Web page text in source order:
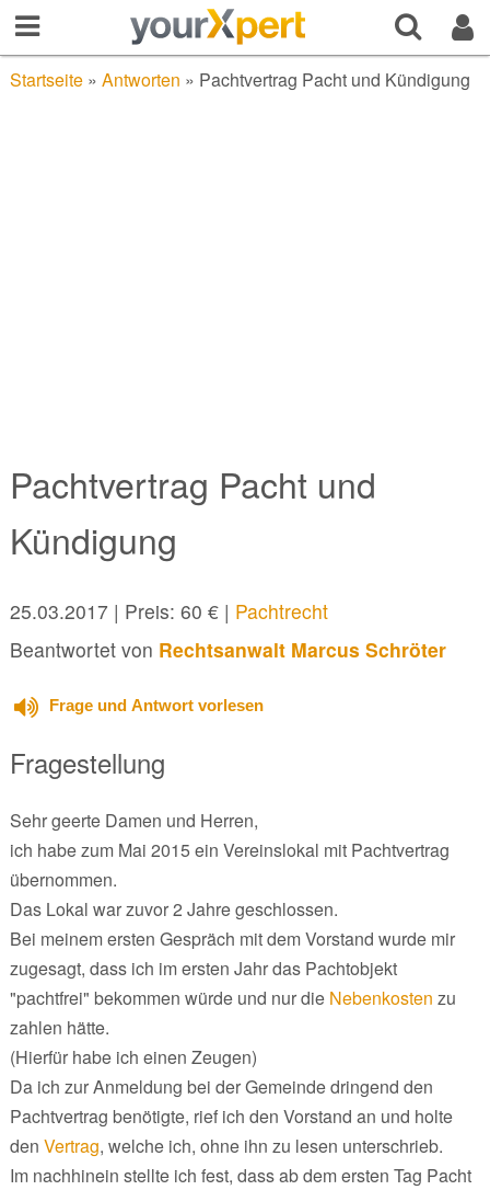
Startseite» Antworten » Pachtvertrag Pacht und Kündigung
Pachtvertrag Pacht und
Kündigung
25.03.2017| Preis: 60 € | Pachtrecht
Beantwortet von Rechtsanwalt Marcus Schröter
Frage und Antwort vorlesen
Fragestellung
Sehr geerte Damen und Herren,
ich habe zum Mai 2015 ein Vereinslokal mit Pachtvertrag
übernommen.
Das Lokal war zuvor 2 Jahre geschlossen.
Bei meinem ersten Gespräch mit dem Vorstand wurde mir
zugesagt, dass ich im ersten Jahr das Pachtobjekt
"pachtfrei" bekommen würde und nur die Nebenkosten zu
zahlen hätte.
(Hierfür habe ich einen Zeugen)
Da ich zur Anmeldung bei der Gemeinde dringend den
Pachtvertrag benötigte, rief ich den Vorstand an und holte
den Vertrag, welche ich, ohne ihn zu lesen unterschrieb.
Im nachhinein stellte ich fest, dass ab dem ersten Tag Pacht